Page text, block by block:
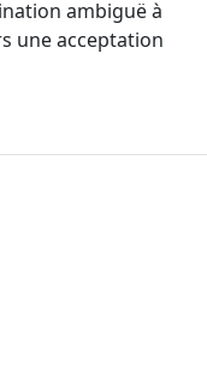
ambiguë à
une acceptation